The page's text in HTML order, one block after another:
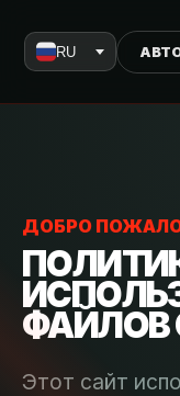
RU
ДОБРО
ФАЙЛОВ
Этот сайт